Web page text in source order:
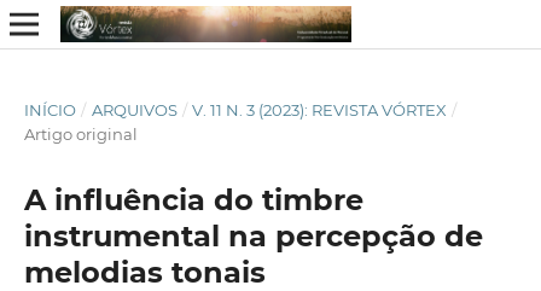
INÍCIO / ARQUIVOS / V. 11 N. 3 (2023): REVISTA VÓRTEX /
Artigo original
A influência do timbre
instrumental na percepção de
melodias tonais